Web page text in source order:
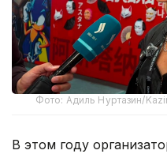
Фото: Адиль Нуртазин/
В этом году